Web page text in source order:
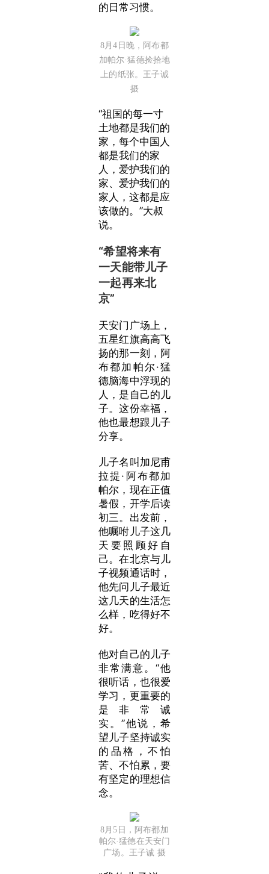
的日常习惯。
8月4日晚，阿布都
加帕尔·猛德捡拾地
上的纸张。王子诚
摄
“祖国的每一寸
土地都是我们的
家，每个中国人
都是我们的家
人，爱护我们的
家、爱护我们的
家人，这都是应
该做的。”大叔
说。
“希望将来有
一天能带儿子
一起再来北
京”
天安门广场上，
五星红旗高高飞
扬的那一刻，阿
布都加帕尔·猛
德脑海中浮现的
人，是自己的儿
子。这份幸福，
他也最想跟儿子
分享。
儿子名叫加尼甫
拉提·阿布都加
帕尔，现在正值
暑假，开学后读
初三。出发前，
他嘱咐儿子这几
天要照顾好自
己。在北京与儿
子视频通话时，
他先问儿子最近
这几天的生活怎
么样，吃得好不
好。
他对自己的儿子
非常满意。“他
很听话，也很爱
学习，更重要的
是非常诚
实。”他说，希
望儿子坚持诚实
的品格，不怕
苦、不怕累，要
有坚定的理想信
念。
8月5日，阿布都加
帕尔·猛德在天安门
广场。王子诚 摄